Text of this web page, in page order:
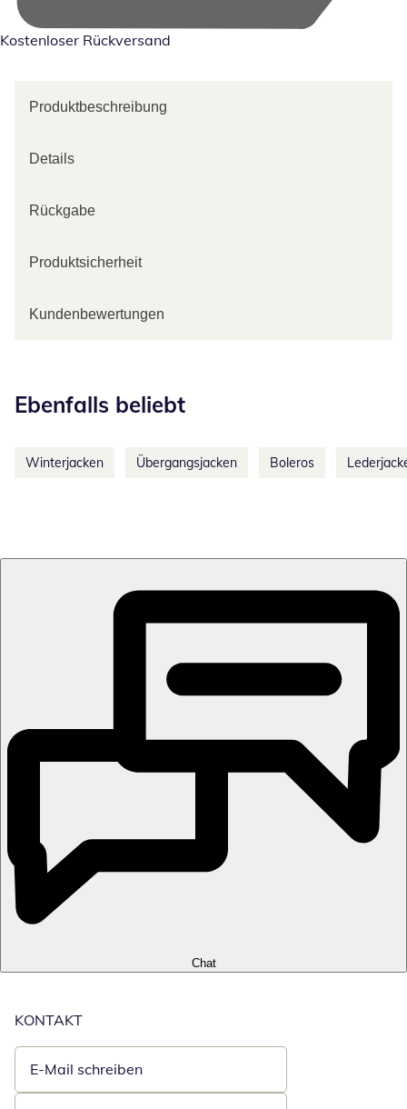
Kostenloser Rückversand
Produktbeschreibung
Details
Rückgabe
Produktsicherheit
Kundenbewertungen
Ebenfalls beliebt
Winterjacken Übergangsjacken Boleros
Chat
KONTAKT
E-Mail schreiben
Öffnet E-Mail-Client